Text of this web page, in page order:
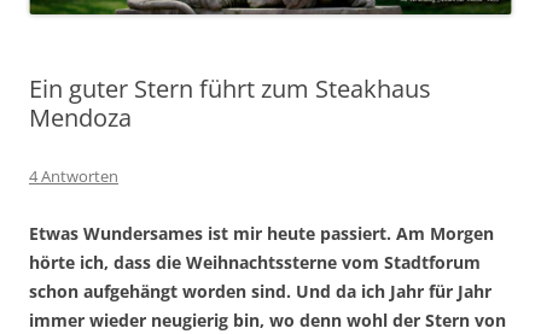
Ein guter Stern führt zum Steakhaus
Mendoza
4 Antworten
Etwas Wundersames ist mir heute passiert. Am Morgen
hörte ich, dass die Weihnachtssterne vom Stadtforum
schon aufgehängt worden sind. Und da ich Jahr für Jahr
immer wieder neugierig bin, wo denn wohl der Stern von